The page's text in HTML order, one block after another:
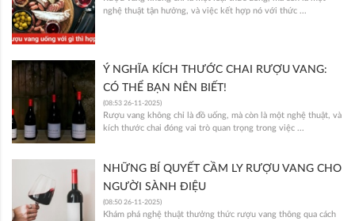
nghệ thuật tận hưởng, và việc kết hợp nó với thức ...
Ý NGHĨA KÍCH THƯỚC CHAI RƯỢU VANG:
CÓ THỂ BẠN NÊN BIẾT!
(08:53 26-11-2025)
Rượu vang không chỉ là đồ uống, mà còn là một nghệ thuật, và
kích thước chai đóng vai trò quan trọng trong việc ...
NHỮNG BÍ QUYẾT CẦM LY RƯỢU VANG CHO
NGƯỜI SÀNH ĐIỆU
(08:50 26-11-2025)
Khám phá nghệ thuật thưởng thức rượu vang thông qua cách